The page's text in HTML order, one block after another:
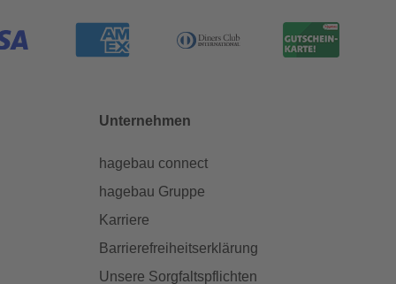
Unternehmen
hagebau connect
hagebau Gruppe
Karriere
Barrierefreiheitserklärung
Unsere Sorgfaltspflichten